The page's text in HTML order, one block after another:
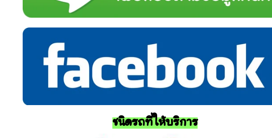
ชนิดรถที่ให้บริการ